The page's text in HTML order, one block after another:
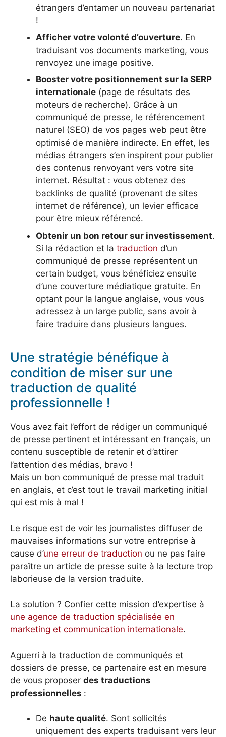
étrangers d’entamer un nouveau partenariat
!
Afficher votre volonté d’ouverture. En
traduisant vos documents marketing, vous
renvoyez une image positive.
Booster votre positionnement sur la SERP
internationale (page de résultats des
moteurs de recherche). Grâce à un
communiqué de presse, le référencement
naturel (SEO) de vos pages web peut être
optimisé de manière indirecte. En effet, les
médias étrangers s’en inspirent pour publier
des contenus renvoyant vers votre site
internet. Résultat : vous obtenez des
backlinks de qualité (provenant de sites
internet de référence), un levier efficace
pour être mieux référencé.
Obtenir un bon retour sur investissement.
Si la rédaction et la traduction d’un
communiqué de presse représentent un
certain budget, vous bénéficiez ensuite
d’une couverture médiatique gratuite. En
optant pour la langue anglaise, vous vous
adressez à un large public, sans avoir à
faire traduire dans plusieurs langues.
Une stratégie bénéfique à
condition de miser sur une
traduction de qualité
professionnelle !
Vous avez fait l’effort de rédiger un communiqué
de presse pertinent et intéressant en français, un
contenu susceptible de retenir et d’attirer
l’attention des médias, bravo !
Mais un bon communiqué de presse mal traduit
en anglais, et c’est tout le travail marketing initial
qui est mis à mal !
Le risque est de voir les journalistes diffuser de
mauvaises informations sur votre entreprise à
cause d’une erreur de traduction ou ne pas faire
paraître un article de presse suite à la lecture trop
laborieuse de la version traduite.
La solution ? Confier cette mission d’expertise à
une agence de traduction spécialisée en
marketing et communication internationale.
Aguerri à la traduction de communiqués et
dossiers de presse, ce partenaire est en mesure
de vous proposer des traductions
professionnelles :
De haute qualité. Sont sollicités
uniquement des experts traduisant vers leur